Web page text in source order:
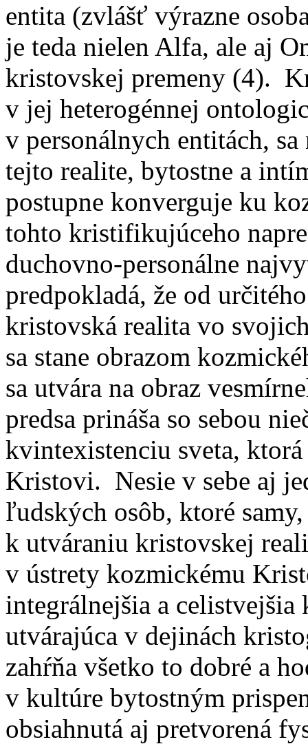
entita (zvlášť výrazne
je teda nielen Alfa, ale aj
kristovskej premeny (4).
v jej heterogénnej
v personálnych entitách,
tejto realite, bytostne a
postupne konverguje ku
tohto kristifikujúceho
duchovno-personálne
predpokladá, že od
kristovská realita vo
sa stane obrazom
sa utvára na obraz
predsa prináša so sebou
kvintexistenciu sveta,
Kristovi. Nesie v sebe aj
ľudských osôb, ktoré
k utváraniu kristovskej
v ústrety kozmickému
integrálnejšia a celistvejšia
utvárajúca v dejinách
zahŕňa všetko to dobré a
v kultúre bytostným
obsiahnutá aj pretvorená